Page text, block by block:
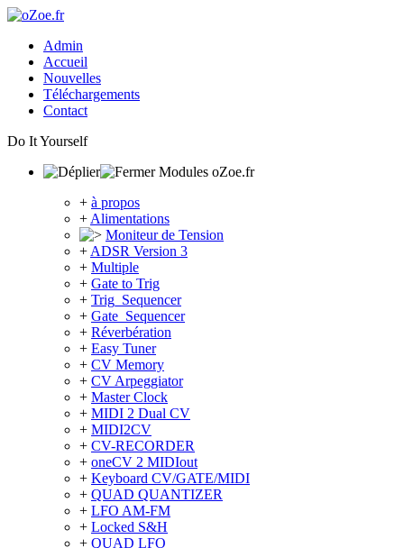
Admin
Accueil
Nouvelles
Téléchargements
Contact
Do It Yourself
Modules oZoe.fr
+ à propos
+ Alimentations
Moniteur de Tension
+ ADSR Version 3
+ Multiple
+ Gate to Trig
+ Trig_Sequencer
+ Gate_Sequencer
+ Réverbération
+ Easy Tuner
+ CV Memory
+ CV Arpeggiator
+ Master Clock
+ MIDI 2 Dual CV
+ MIDI2CV
+ CV-RECORDER
+ oneCV 2 MIDIout
+ Keyboard CV/GATE/MIDI
+ QUAD QUANTIZER
+ LFO AM-FM
+ Locked S&H
+ QUAD LFO